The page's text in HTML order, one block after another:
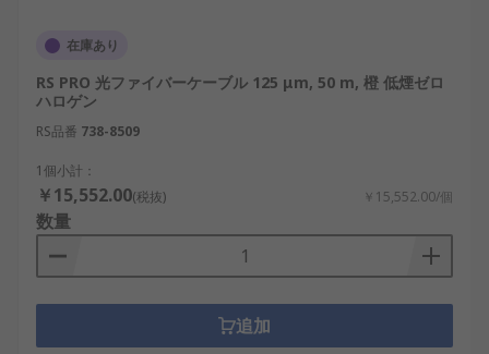
在庫あり
RS PRO 光ファイバーケーブル 125 μm, 50 m, 橙 低煙ゼロ
ハロゲン
RS品番 738-8509
1個小計：
￥15,552.00(税抜) ￥15,552.00/個
数量
追加